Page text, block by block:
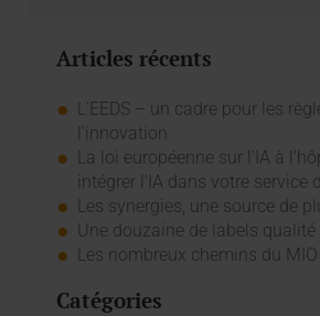
Articles récents
L’EEDS – un cadre pour les
l’innovation
La loi européenne sur l'IA à
intégrer l'IA dans votre service
Les synergies, une source de
Une douzaine de labels qualité
Les nombreux chemins du MIO
Catégories